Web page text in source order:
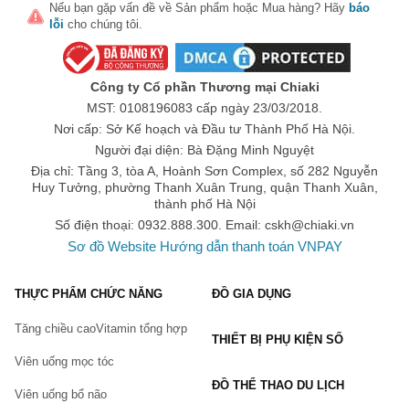
Nếu bạn gặp vấn đề về Sản phẩm hoặc Mua hàng? Hãy báo
lỗi cho chúng tôi.
Công ty Cổ phần Thương mại Chiaki
MST: 0108196083 cấp ngày 23/03/2018.
Nơi cấp: Sở Kế hoạch và Đầu tư Thành Phố Hà Nội.
Người đại diện: Bà Đặng Minh Nguyệt
Địa chỉ: Tầng 3, tòa A, Hoành Sơn Complex, số 282 Nguyễn
Huy Tưởng, phường Thanh Xuân Trung, quận Thanh Xuân,
thành phố Hà Nội
Số điện thoại: 0932.888.300. Email: cskh@chiaki.vn
Sơ đồ Website Hướng dẫn thanh toán VNPAY
THỰC PHẨM CHỨC NĂNG
Tăng chiều caoVitamin tổng hợp
Viên uống mọc tóc
Viên uống bổ não
ĐỒ GIA DỤNG
THIẾT BỊ PHỤ KIỆN SỐ
ĐỒ THỂ THAO DU LỊCH